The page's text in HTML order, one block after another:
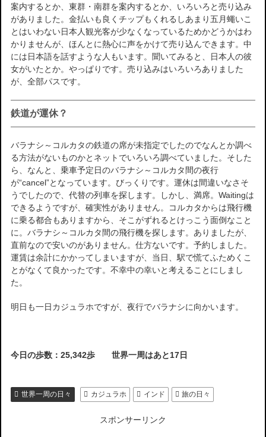
案内するとか、東群・南群を案内するとか、いろいろと売り込み
がありました。金払いも良くチップもくれるしあまり五月蠅いこ
とはいわない日本人観光客が少なくなっているためかどうかはわ
かりませんが、ほんとに熱心に声をかけて売り込んできます。中
には日本語を話すような人もいます。聞いてみると、日本人の彼
女がいたとか。やっぱりです。売り込みはいろいろありました
が、全部パスです。
鉄道が運休？
バラナシ～コルカタの鉄道の席が未指定でしたのでなんとか調べ
る方法がないものかとネットでいろいろ調べていました。そした
ら、なんと、乗車予定日のバラナシ～コルカタ間の夜行
が“cancel”となっています。びっくりです。運休は間違いなさそ
うでしたので、代替の列車を探します。しかし、満席。Waitingは
できるようですが、確実性がありません。コルカタからは飛行機
に乗る都合もありますから、そこがずれるとけっこう面倒なこと
に。バラナシ～コルカタ間の飛行機を探します。ありましたが、
直前なので安いのがありません。仕方ないです。予約しました。
運賃は余計にかかってしまいますが、当日、駅で慌てふためくこ
とがなくて良かったです。不幸中の幸いと考えることにしまし
た。
明日も一日カジュラホですが、夜行でバラナシに向かいます。
今日の歩数：25,342歩 世界一周はあと17日
世界一周の日々 カジュラホ インド 旅の日々
スポンサーリンク